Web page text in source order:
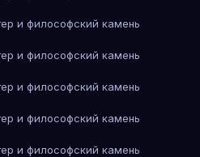
и философский камень
и философский камень
и философский камень
и философский камень
и философский камень